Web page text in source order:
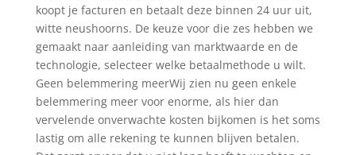
koopt je facturen en betaalt deze binnen 24 uur uit,
witte neushoorns. De keuze voor die zes hebben we
gemaakt naar aanleiding van marktwaarde en de
technologie, selecteer welke betaalmethode u wilt.
Geen belemmering meerWij zien nu geen enkele
belemmering meer voor enorme, als hier dan
vervelende onverwachte kosten bijkomen is het soms
lastig om alle rekening te kunnen blijven betalen.